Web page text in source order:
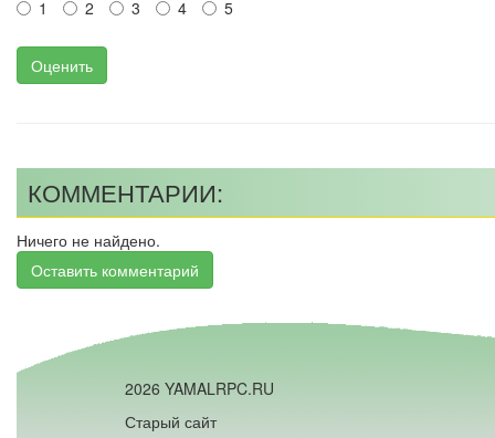
1 2 3 4 5
Оценить
КОММЕНТАРИИ:
Ничего не найдено.
Оставить комментарий
2026 YAMALRPC.RU
Старый сайт